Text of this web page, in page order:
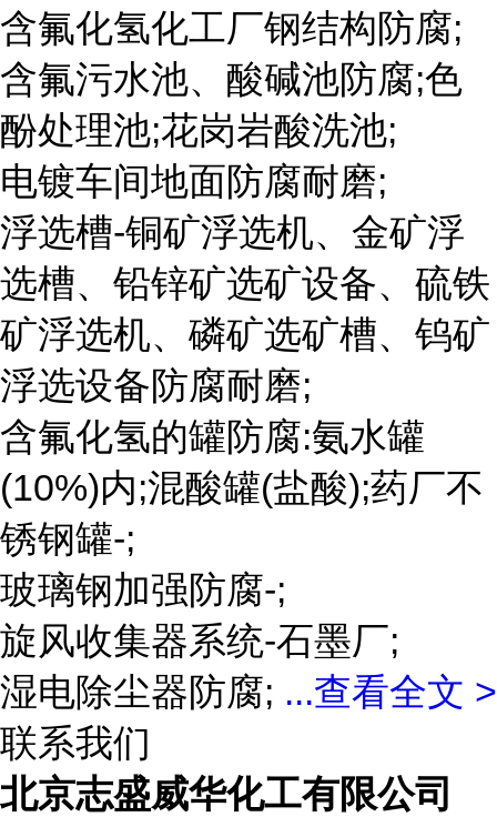
含氟化氢化工厂钢结构防腐;
含氟污水池、酸碱池防腐;色
酚处理池;花岗岩酸洗池;
电镀车间地面防腐耐磨;
浮选槽-铜矿浮选机、金矿浮
选槽、铅锌矿选矿设备、硫铁
矿浮选机、磷矿选矿槽、钨矿
浮选设备防腐耐磨;
含氟化氢的罐防腐:氨水罐
(10%)内;混酸罐(盐酸);药厂不
锈钢罐-;
玻璃钢加强防腐-;
旋风收集器系统-石墨厂;
湿电除尘器防腐; ...查看全文 >
联系我们
北京志盛威华化工有限公司